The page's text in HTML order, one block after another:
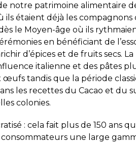
notre patrimoine alimentaire
ils étaient déjà les compagnons
le Moyen-âge où ils
en bénéficiant de
d’épices et de fruits secs. La
italienne et des pâtes
œufs tandis que la période
les recettes du Cacao et du
colonies.
: cela fait plus de 150 ans
une large